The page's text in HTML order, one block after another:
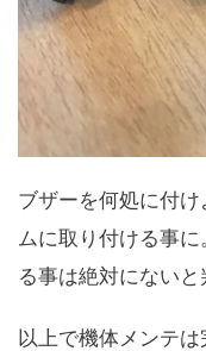
ブザーを何処に付
ムに取り付ける事
る事は絶対にないと
以上で機体メンテ